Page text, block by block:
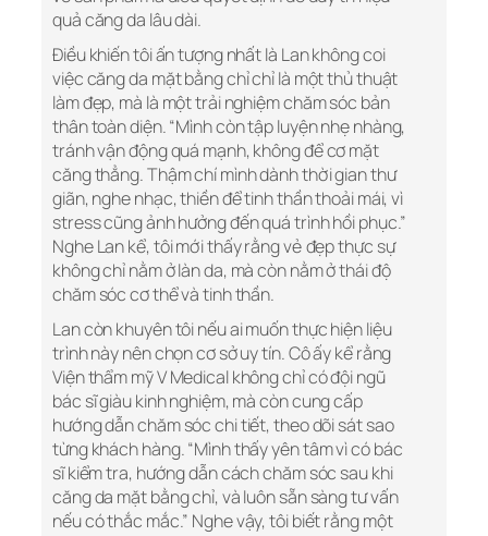
quả căng da lâu dài.
Điều khiến tôi ấn tượng nhất là Lan không coi
việc căng da mặt bằng chỉ chỉ là một thủ thuật
làm đẹp, mà là một trải nghiệm chăm sóc bản
thân toàn diện. “Mình còn tập luyện nhẹ nhàng,
tránh vận động quá mạnh, không để cơ mặt
căng thẳng. Thậm chí mình dành thời gian thư
giãn, nghe nhạc, thiền để tinh thần thoải mái, vì
stress cũng ảnh hưởng đến quá trình hồi phục.”
Nghe Lan kể, tôi mới thấy rằng vẻ đẹp thực sự
không chỉ nằm ở làn da, mà còn nằm ở thái độ
chăm sóc cơ thể và tinh thần.
Lan còn khuyên tôi nếu ai muốn thực hiện liệu
trình này nên chọn cơ sở uy tín. Cô ấy kể rằng
Viện thẩm mỹ V Medical không chỉ có đội ngũ
bác sĩ giàu kinh nghiệm, mà còn cung cấp
hướng dẫn chăm sóc chi tiết, theo dõi sát sao
từng khách hàng. “Mình thấy yên tâm vì có bác
sĩ kiểm tra, hướng dẫn cách chăm sóc sau khi
căng da mặt bằng chỉ, và luôn sẵn sàng tư vấn
nếu có thắc mắc.” Nghe vậy, tôi biết rằng một